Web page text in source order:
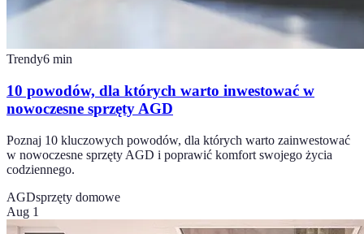
Trendy6 min
10 powodów, dla których warto inwestować w
nowoczesne sprzęty AGD
Poznaj 10 kluczowych powodów, dla których warto zainwestować
w nowoczesne sprzęty AGD i poprawić komfort swojego życia
codziennego.
AGDsprzęty domowe
Aug 1